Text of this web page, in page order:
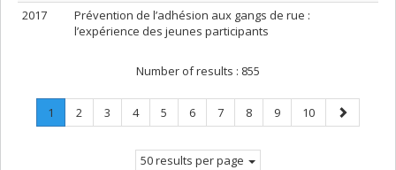
2017
Prévention de l’adhésion aux gangs de rue :
l’expérience des jeunes participants
Number of results : 855
Page
1
Current
Page
2 Page
3 Page
4 Page
5 Page
6 Page
7 Page
8 Page
9 Page
10
Next
page
50 results per page